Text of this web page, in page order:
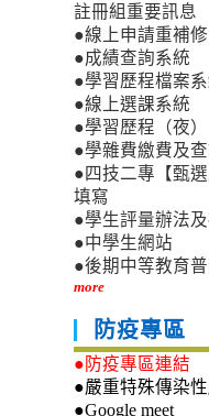
註冊組重要訊息
●線上申請重補修
●成績查詢系統
●學習歷程檔案
●線上選課系統
●學習歷程（夜）
●學雜費繳費及
●四技二專【甄
填寫
●學生評量辦法
●中學生網站
●後期中等教育
more
防疫專區
●防疫專區連結
●嚴重特殊傳染
●Google meet